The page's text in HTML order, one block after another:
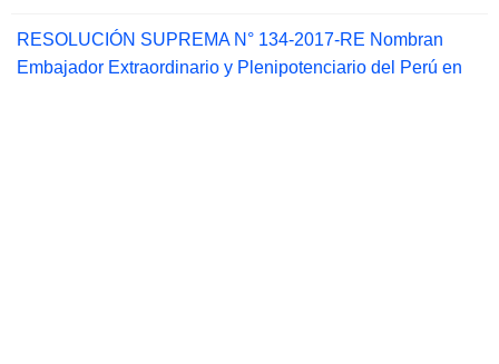
RESOLUCIÓN SUPREMA N° 134-2017-RE Nombran
Embajador Extraordinario y Plenipotenciario del Perú en